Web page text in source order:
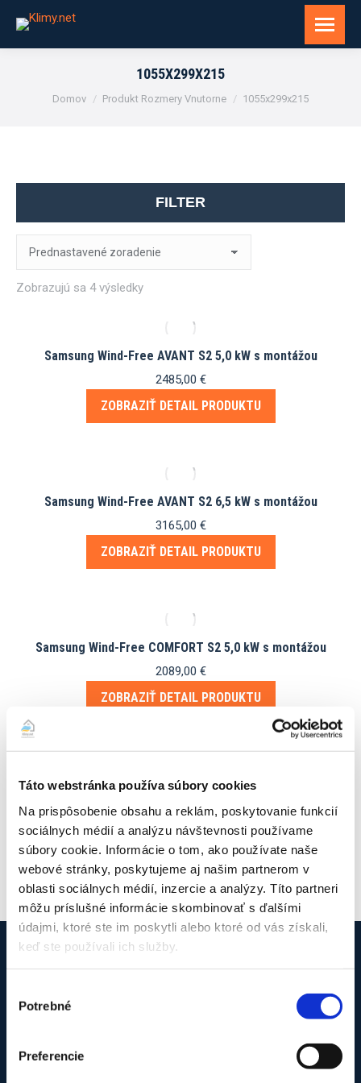
Táto webstránka používa súbory cookies
Na prispôsobenie obsahu a reklám, poskytovanie funkcií
sociálnych médií a analýzu návštevnosti používame
súbory cookie. Informácie o tom, ako používate naše
webové stránky, poskytujeme aj našim partnerom v
oblasti sociálnych médií, inzercie a analýzy. Títo partneri
môžu príslušné informácie skombinovať s ďalšími
údajmi, ktoré ste im poskytli alebo ktoré od vás získali,
keď ste používali ich služby.
súhlasu
Potrebné
Preferencie
1055X299X215
You are here:
Domov Produkt Rozmery Vnutorne 1055x299x215
Zobrazujú sa 4 výsledky
Samsung Wind-Free AVANT S2 5,0 kW s montážou
2485,00 €
ZOBRAZIŤ DETAIL PRODUKTU
Samsung Wind-Free AVANT S2 6,5 kW s montážou
3165,00 €
ZOBRAZIŤ DETAIL PRODUKTU
Samsung Wind-Free COMFORT S2 5,0 kW s montážou
2089,00 €
ZOBRAZIŤ DETAIL PRODUKTU
Samsung Wind-Free COMFORT S2 6,5 kW s montážou
2639,00€
ZOBRAZIŤ DETAIL PRODUKTU
FILTER
profesionálnu montáž alebo servis klimatizácií a tepelných
čerpadiel. Pôsobíme v Bratislavskom a Trnavskom kraji (iné